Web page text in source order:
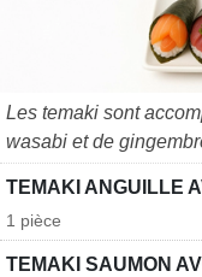
Les temaki sont
wasabi et de
TEMAKI ANGUILLE
1 pièce
TEMAKI SAUMON